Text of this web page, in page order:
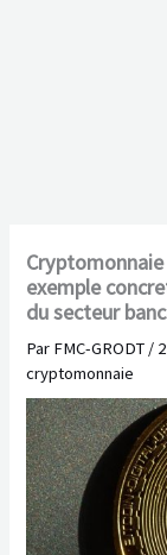
exemple
du secteur
Par FMC-GRODT /
cryptomonnaie